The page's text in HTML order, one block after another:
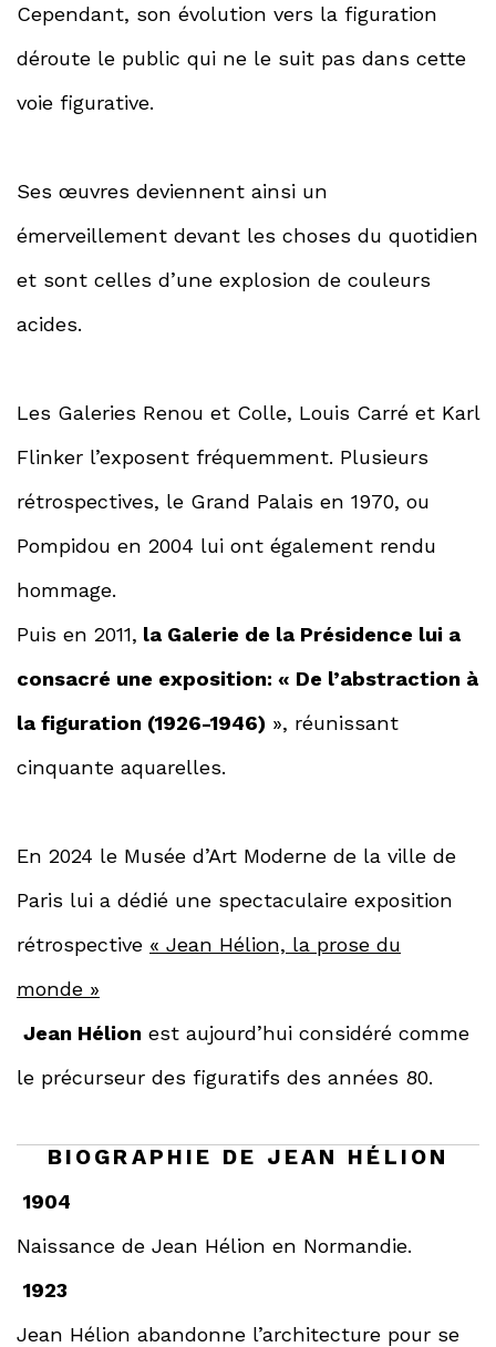
Cependant, son évolution vers la figuration
déroute le public qui ne le suit pas dans cette
voie figurative.
Ses œuvres deviennent ainsi un
émerveillement devant les choses du quotidien
et sont celles d’une explosion de couleurs
acides.
Les Galeries Renou et Colle, Louis Carré et Karl
Flinker l’exposent fréquemment. Plusieurs
rétrospectives, le Grand Palais en 1970, ou
Pompidou en 2004 lui ont également rendu
hommage.
Puis en 2011, la Galerie de la Présidence lui a
consacré une exposition: « De l’abstraction à
la figuration (1926-1946) », réunissant
cinquante aquarelles.
En 2024 le Musée d’Art Moderne de la ville de
Paris lui a dédié une spectaculaire exposition
rétrospective « Jean Hélion, la prose du
monde »
Jean Hélion est aujourd’hui considéré comme
le précurseur des figuratifs des années 80.
BIOGRAPHIE DE JEAN HÉLION
1904
Naissance de Jean Hélion en Normandie.
1923
Jean Hélion abandonne l’architecture pour se